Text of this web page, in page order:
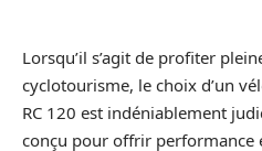
Lorsqu’il s’agit de profiter
cyclotourisme, le choix d’un
RC 120 est indéniablement
conçu pour offrir performance